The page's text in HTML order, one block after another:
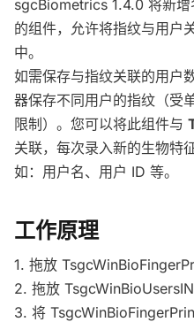
sgcBiometrics 1.4.0 将新增
的组件，允许将指纹与用户
中。
如需保存与指纹关联的用户
器保存不同用户的指纹（受
限制）。您可以将此组件与
关联，每次录入新的生物特
如：用户名、用户 ID 等。
工作原理
1. 拖放
2. 拖放 TsgcWinBioUsersINI
3. 将